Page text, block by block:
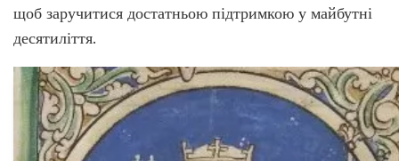
щоб заручитися достатньою підтримкою у майбутні
десятиліття.